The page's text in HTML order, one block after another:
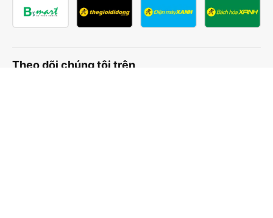
Theo dõi chúng tôi trên